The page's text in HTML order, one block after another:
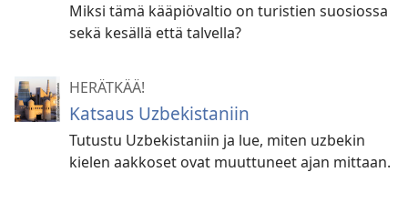
Miksi tämä kääpiövaltio on turistien suosiossa
sekä kesällä että talvella?
HERÄTKÄÄ!
Katsaus Uzbekistaniin
Tutustu Uzbekistaniin ja lue, miten uzbekin
kielen aakkoset ovat muuttuneet ajan mittaan.